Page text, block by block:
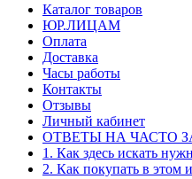
Каталог товаров
ЮР.ЛИЦАМ
Оплата
Доставка
Часы работы
Контакты
Отзывы
Личный кабинет
ОТВЕТЫ НА ЧАСТО
1. Как здесь искать
2. Как покупать в этом